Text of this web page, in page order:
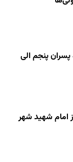
پنجم الی
امام شهید شهر